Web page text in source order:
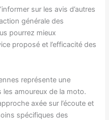
sur les avis d’autres
générale des
pourrez mieux
proposé et l’efficacité des
représente une
amoureux de la moto.
axée sur l’écoute et
spécifiques des